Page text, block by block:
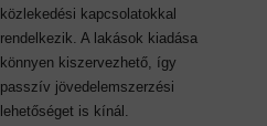
közlekedési kapcsolatokkal
rendelkezik. A lakások kiadása
könnyen kiszervezhető, így
passzív jövedelemszerzési
lehetőséget is kínál.